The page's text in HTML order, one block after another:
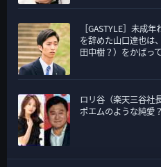
［GASTYLE］未成
を辞めた山口達也は
田中樹？）をかばっ
ロリ谷（楽天三谷社
ポエムのような純愛